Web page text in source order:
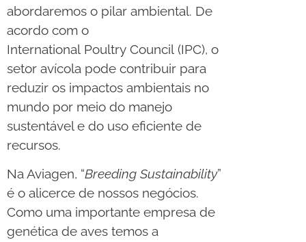
abordaremos o pilar ambiental. De
acordo com o
International Poultry Council (IPC), o
setor avícola pode contribuir para
reduzir os impactos ambientais no
mundo por meio do manejo
sustentável e do uso eficiente de
recursos.
Na Aviagen, “Breeding Sustainability”
é o alicerce de nossos negócios.
Como uma importante empresa de
genética de aves temos a